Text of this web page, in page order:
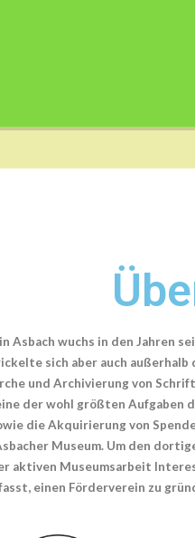
Asbach wuchs in den Jahren
sich aber auch außerhalb
und Archivierung von
der wohl größten Aufgaben
die Akquirierung von
Museum. Um den
aktiven Museumsarbeit
einen Förderverein zu